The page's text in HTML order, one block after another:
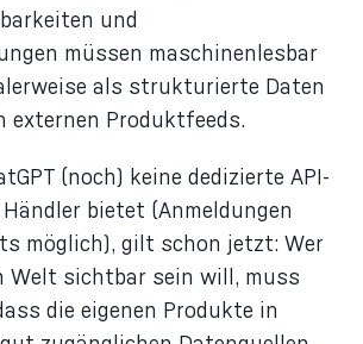
und
müssen maschinenlesbar
als strukturierte Daten
externen Produktfeeds.
(noch) keine dedizierte API-
bietet (Anmeldungen
möglich), gilt schon jetzt: Wer
Welt sichtbar sein will, muss
die eigenen Produkte in